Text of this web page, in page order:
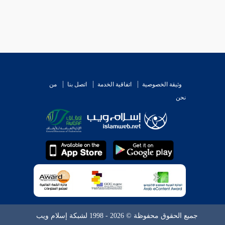
وثيقة الخصوصية اتفاقية الخدمة اتصل بنا
من
نحن
جميع الحقوق محفوظة © 2026 - 1998 لشبكة إسلام ويب